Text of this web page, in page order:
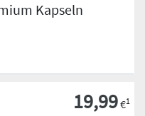
Kapseln
19,99€1